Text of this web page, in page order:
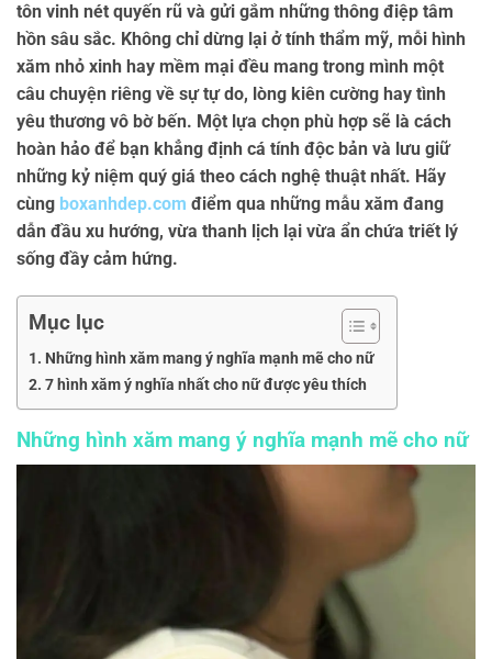
tôn vinh nét quyến rũ và gửi gắm những thông điệp tâm
hồn sâu sắc. Không chỉ dừng lại ở tính thẩm mỹ, mỗi hình
xăm nhỏ xinh hay mềm mại đều mang trong mình một
câu chuyện riêng về sự tự do, lòng kiên cường hay tình
yêu thương vô bờ bến. Một lựa chọn phù hợp sẽ là cách
hoàn hảo để bạn khẳng định cá tính độc bản và lưu giữ
những kỷ niệm quý giá theo cách nghệ thuật nhất. Hãy
cùng boxanhdep.com điểm qua những mẫu xăm đang
dẫn đầu xu hướng, vừa thanh lịch lại vừa ẩn chứa triết lý
sống đầy cảm hứng.
Mục lục
Những hình xăm mang ý nghĩa mạnh mẽ cho nữ
7 hình xăm ý nghĩa nhất cho nữ được yêu thích
Những hình xăm mang ý nghĩa mạnh mẽ cho nữ